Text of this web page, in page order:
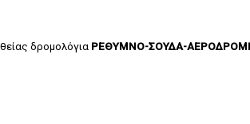
δρομολόγια ΡΕΘΥΜΝΟ-ΣΟΥΔΑ-